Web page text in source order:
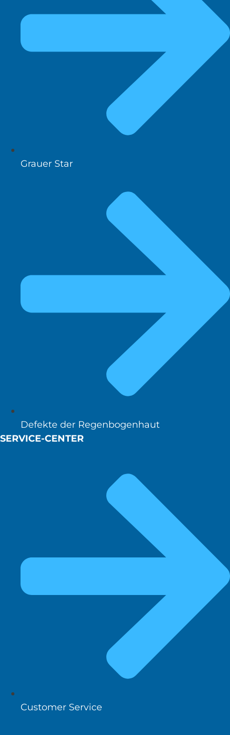
Grauer Star
Defekte der Regenbogenhaut
SERVICE-CENTER
Customer Service